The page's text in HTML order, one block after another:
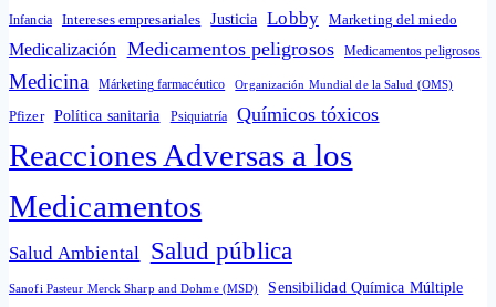
Infancia Intereses empresariales Justicia Lobby Marketing del miedo
Medicalización Medicamentos peligrosos Medicamentos peligrosos
Medicina Márketing farmacéutico Organización Mundial de la Salud (OMS)
Pfizer Política sanitaria Psiquiatría Químicos tóxicos
Reacciones Adversas a los
Medicamentos
Salud Ambiental Salud pública
Sanofi Pasteur Merck Sharp and Dohme (MSD) Sensibilidad Química Múltiple